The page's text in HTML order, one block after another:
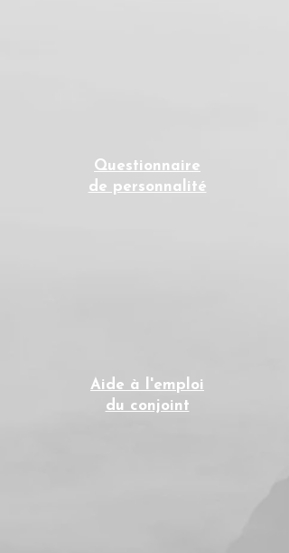
Questionnaire
de personnalité
Aide à l'emploi
du conjoint